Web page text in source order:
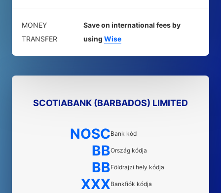
MONEY
TRANSFER
Save on international fees by
using Wise
SCOTIABANK (BARBADOS) LIMITED
NOSCBank kód
BBOrszág kódja
BBFöldrajzi hely kódja
XXXBankfiók kódja